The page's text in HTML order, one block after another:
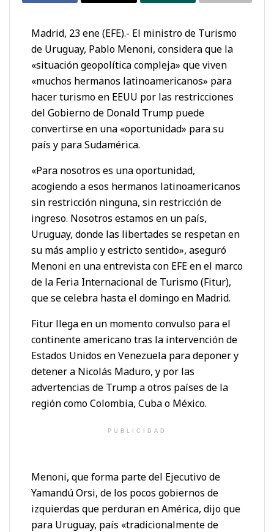
Madrid, 23 ene (EFE).- El ministro de Turismo
de Uruguay, Pablo Menoni, considera que la
«situación geopolítica compleja» que viven
«muchos hermanos latinoamericanos» para
hacer turismo en EEUU por las restricciones
del Gobierno de Donald Trump puede
convertirse en una «oportunidad» para su
país y para Sudamérica.
«Para nosotros es una oportunidad,
acogiendo a esos hermanos latinoamericanos
sin restricción ninguna, sin restricción de
ingreso. Nosotros estamos en un país,
Uruguay, donde las libertades se respetan en
su más amplio y estricto sentido», aseguró
Menoni en una entrevista con EFE en el marco
de la Feria Internacional de Turismo (Fitur),
que se celebra hasta el domingo en Madrid.
Fitur llega en un momento convulso para el
continente americano tras la intervención de
Estados Unidos en Venezuela para deponer y
detener a Nicolás Maduro, y por las
advertencias de Trump a otros países de la
región como Colombia, Cuba o México.
PUBLICIDAD
Menoni, que forma parte del Ejecutivo de
Yamandú Orsi, de los pocos gobiernos de
izquierdas que perduran en América, dijo que
para Uruguay, país «tradicionalmente de